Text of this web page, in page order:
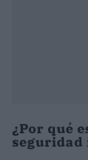
¿Por qué